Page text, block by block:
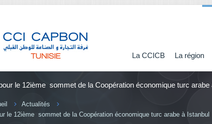
La CCICB La région
le 12ième sommet de la Coopération économique turc arabe
Actualités
le 12ième sommet de la Coopération économique turc arabe à Istanbul